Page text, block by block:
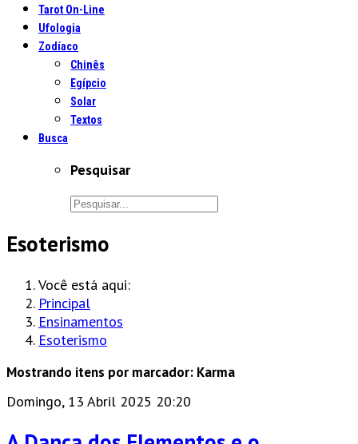
Tarot On-Line
Ufologia
Zodíaco
Chinês
Egípcio
Solar
Textos
Busca
Pesquisar
Esoterismo
Você está aqui:
Principal
Ensinamentos
Esoterismo
Mostrando itens por marcador: Karma
Domingo, 13 Abril 2025 20:20